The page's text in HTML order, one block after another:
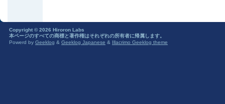
Copyright © 2026 Hiroron Labs
本ページのすべての商標と著作権はそれぞれの所有者に帰属します。
Powerd by Geeklog & Geeklog Japanese & Illacrimo Geeklog theme